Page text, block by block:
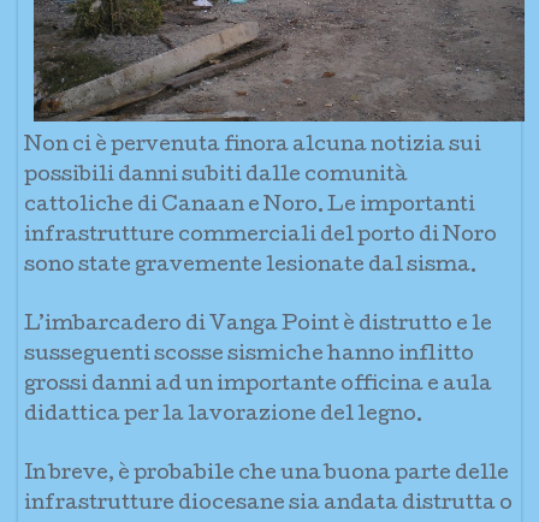
Non ci è pervenuta finora alcuna notizia sui
possibili danni subiti dalle comunità
cattoliche di Canaan e Noro. Le importanti
infrastrutture commerciali del porto di Noro
sono state gravemente lesionate dal sisma.
L’imbarcadero di Vanga Point è distrutto e le
susseguenti scosse sismiche hanno inflitto
grossi danni ad un importante officina e aula
didattica per la lavorazione del legno.
In breve, è probabile che una buona parte delle
infrastrutture diocesane sia andata distrutta o